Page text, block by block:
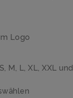
Logo
M, L, XL, XXL und